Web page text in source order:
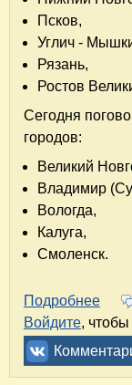
Псков,
Углич -
Рязань,
Ростов
Сегодня
городов:
Великий
Владимир
Вологда,
Калуга,
Смоленск.
Подробнее о
Войдите,